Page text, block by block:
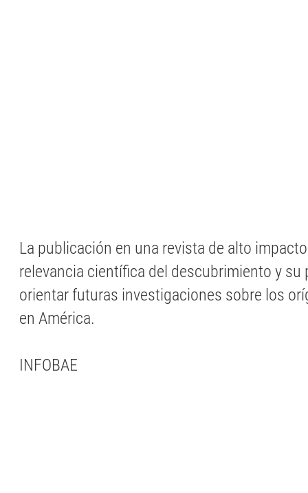
La publicación en una revista de alto
relevancia científica del descubrimiento y su
orientar futuras investigaciones sobre los
en América.
INFOBAE